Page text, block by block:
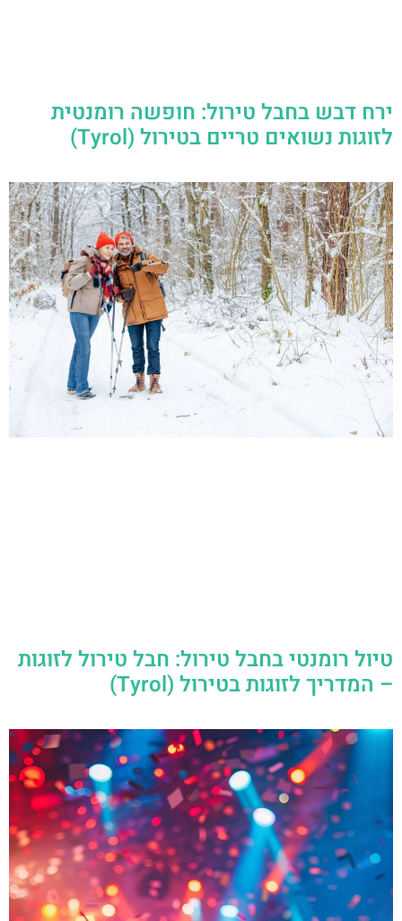
ירח דבש בחבל טירול: חופשה רומנטית
לזוגות נשואים טריים בטירול (Tyrol)
טיול רומנטי בחבל טירול: חבל טירול לזוגות
– המדריך לזוגות בטירול (Tyrol)